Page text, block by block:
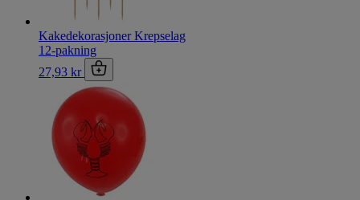
Kakedekorasjoner Krepselag
12-pakning
27,93 kr